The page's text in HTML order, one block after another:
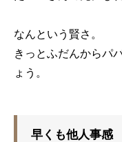
なんという賢さ。
きっとふだんからパ
ょう。
早くも他人事感